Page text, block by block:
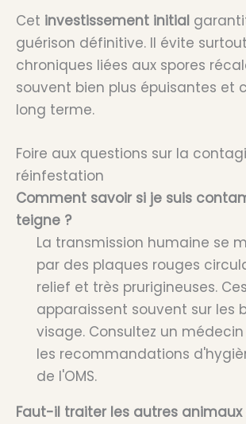
Cet investissement initial
guérison définitive. Il évite
chroniques liées aux spores
souvent bien plus épuisantes et
long terme.
Foire aux questions sur la
réinfestation
Comment savoir si je suis
teigne ?
La transmission humaine se
par des plaques rouges
relief et très prurigineuses.
apparaissent souvent sur les
visage. Consultez un
les recommandations
de l'OMS.
Faut-il traiter les autres animaux